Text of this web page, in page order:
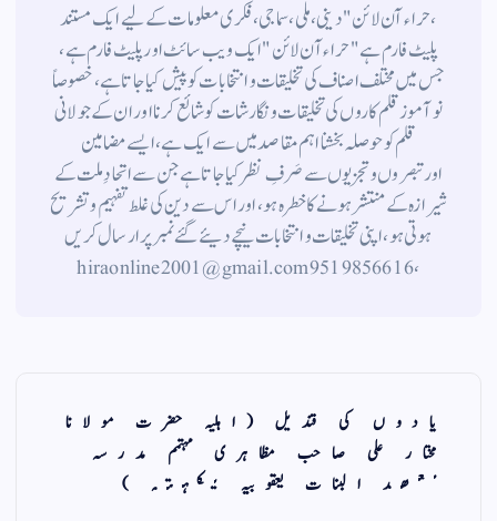
،حراء آن لائن" دینی ، ملی ، سماجی ، فکری معلومات کے لیے ایک مستند
پلیٹ فارم ہے " حراء آن لائن " ایک ویب سائٹ اور پلیٹ فارم ہے ،
جس میں مختلف اصناف کی تخلیقات و انتخابات کو پیش کیا جاتا ہے ، خصوصاً
نوآموز قلم کاروں کی تخلیقات و نگارشات کو شائع کرنا اور ان کے جولانی
قلم کوحوصلہ بخشنا اہم مقاصد میں سے ایک ہے ، ایسے مضامین
اورتبصروں وتجزیوں سے صَرفِ نظر کیا جاتاہے جن سے اتحادِ ملت کے
شیرازہ کے منتشر ہونے کاخطرہ ہو ، اور اس سے دین کی غلط تفہیم وتشریح
ہوتی ہو، اپنی تخلیقات و انتخابات نیچے دیئے گئے نمبر پر ارسال کریں
، 9519856616 hiraonline2001@gmail.com
یادوں کی قندیل (اہلیہ حضرت مولانا
مختار علی صاحب مظاہری مہتمم مدرسہ
معھد البنات یعقوبیہ یکہتہ )